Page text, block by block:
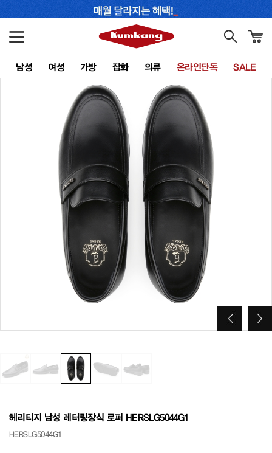
남성 여성 가방 잡화 의류 온라인단독 SALE
헤리티지 남성 레터링장식 로퍼 HERSLG5044G1
HERSLG5044G1